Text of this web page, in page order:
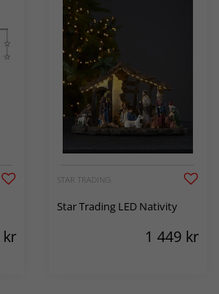
kr
STAR TRADING
Star Trading LED Nativity
1 449 kr